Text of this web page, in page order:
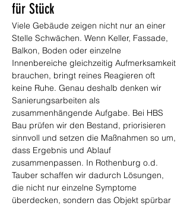
für Stück
Viele Gebäude zeigen nicht nur an einer
Stelle Schwächen. Wenn Keller, Fassade,
Balkon, Boden oder einzelne
Innenbereiche gleichzeitig Aufmerksamkeit
brauchen, bringt reines Reagieren oft
keine Ruhe. Genau deshalb denken wir
Sanierungsarbeiten als
zusammenhängende Aufgabe. Bei HBS
Bau prüfen wir den Bestand, priorisieren
sinnvoll und setzen die Maßnahmen so um,
dass Ergebnis und Ablauf
zusammenpassen. In Rothenburg o.d.
Tauber schaffen wir dadurch Lösungen,
die nicht nur einzelne Symptome
überdecken, sondern das Objekt spürbar